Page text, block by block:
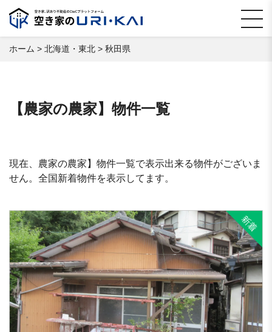
ホーム > 北海道・東北 > 秋田県
【農家の農家】物件一覧
現在、農家の農家】物件一覧で表示出来る物件がございま
せん。全国新着物件を表示してます。